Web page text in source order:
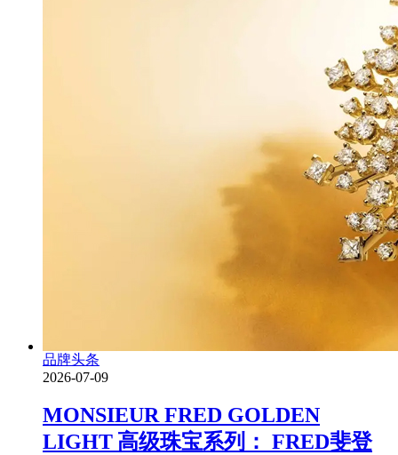
品牌头条
2026-07-09
MONSIEUR FRED GOLDEN
LIGHT 高级珠宝系列： FRED斐登